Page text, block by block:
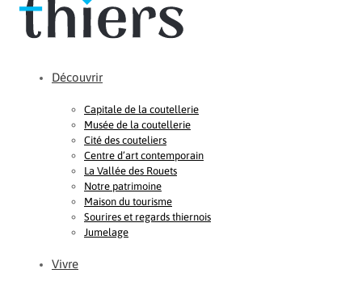
Découvrir
Capitale de la coutellerie
Musée de la coutellerie
Cité des couteliers
Centre d’art contemporain
La Vallée des Rouets
Notre patrimoine
Maison du tourisme
Sourires et regards thiernois
Jumelage
Vivre